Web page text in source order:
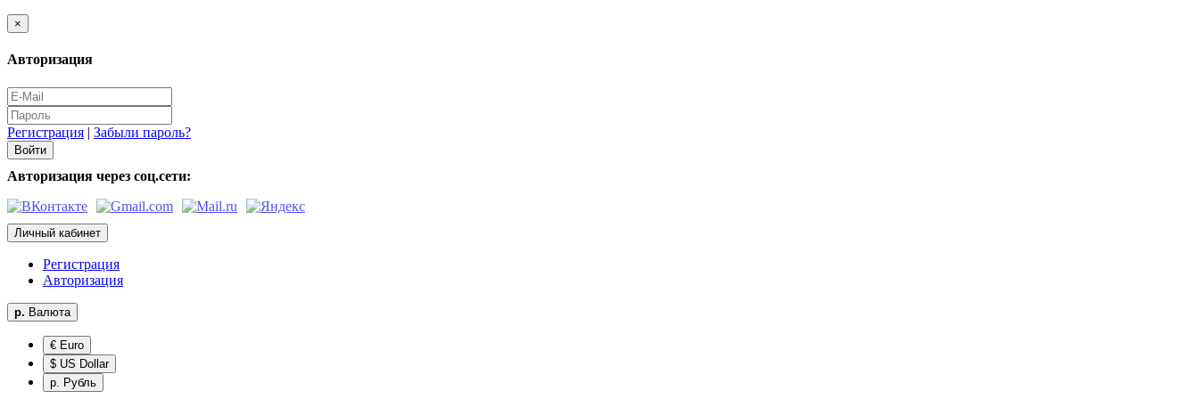
×
Авторизация
Регистрация | Забыли пароль?
Авторизация через соц.сети:
Личный кабинет
Регистрация
Авторизация
р. Валюта
€ Euro
$ US Dollar
р. Рубль